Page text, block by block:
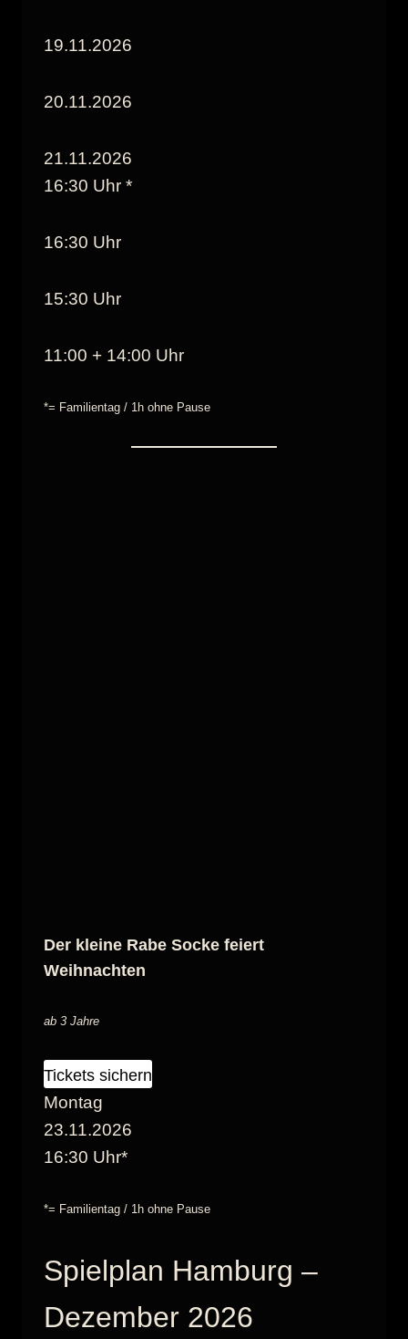
19.11.2026
20.11.2026
21.11.2026
16:30 Uhr *
16:30 Uhr
15:30 Uhr
11:00 + 14:00 Uhr
*= Familientag / 1h ohne Pause
Der kleine Rabe Socke feiert
Weihnachten
ab 3 Jahre
Tickets sichern
Montag
23.11.2026
16:30 Uhr*
*= Familientag / 1h ohne Pause
Spielplan Hamburg –
Dezember 2026